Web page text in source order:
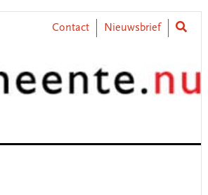
Contact Nieuwsbrief